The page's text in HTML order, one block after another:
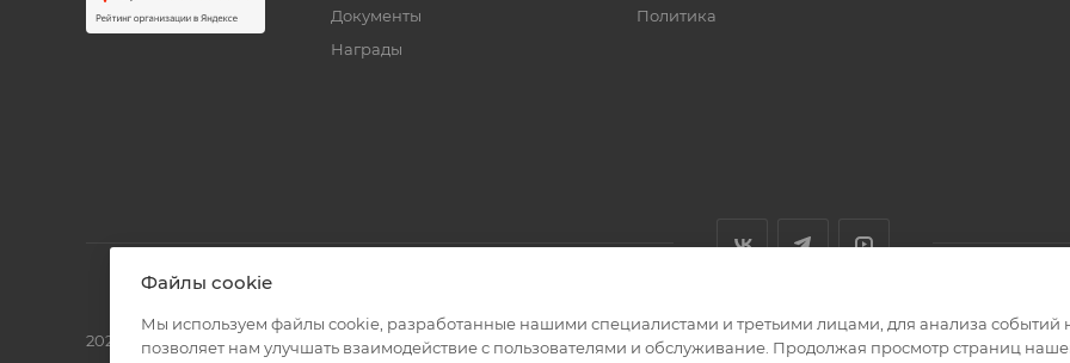
Документы
Награды
Политика
2026 © Полиграф кит - интернет-магазин
Файлы cookie
Мы используем файлы cookie, разработанные нашими специалистами и третьими лицами, для анализа событий
позволяет нам улучшать взаимодействие с пользователями и обслуживание. Продолжая просмотр страниц